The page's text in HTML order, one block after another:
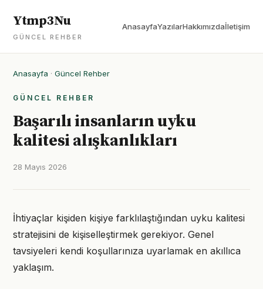
Ytmp3Nu
GÜNCEL REHBER
AnasayfaYazılarHakkımızdaİletişim
Anasayfa · Güncel Rehber
GÜNCEL REHBER
Başarılı insanların uyku
kalitesi alışkanlıkları
28 Mayıs 2026
İhtiyaçlar kişiden kişiye farklılaştığından uyku kalitesi
stratejisini de kişiselleştirmek gerekiyor. Genel
tavsiyeleri kendi koşullarınıza uyarlamak en akıllıca
yaklaşım.